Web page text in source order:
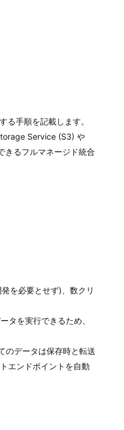
手順を記載します。
Service (S3) や
きるフルマネージド統合
を必要とせず)、数クリ
タを実行できるため、
のデータは保存時と転送
エンドポイントを自動